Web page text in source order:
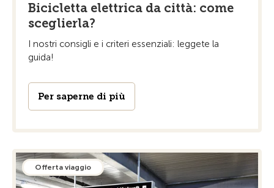
Bicicletta elettrica da città: come
sceglierla?
I nostri consigli e i criteri essenziali: leggete la
guida!
Per saperne di più
Offerta viaggio